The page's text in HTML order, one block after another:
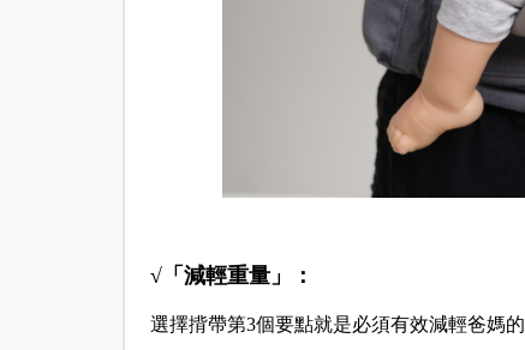
√「減輕重量」：
選擇揹帶第3個要點就是必須有效減輕爸媽